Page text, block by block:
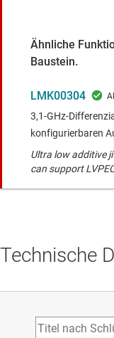
Ähnliche
Baustein.
LMK00304
3,1-GHz-
konfigurierbaren
Ultra low additive
can support
Technische